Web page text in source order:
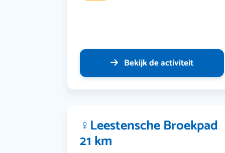
Bekijk de activiteit
‍♀️Leestensche Broekpad
21 km